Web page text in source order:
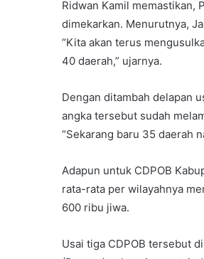
Ridwan Kamil memastikan,
dimekarkan. Menurutnya,
“Kita akan terus
40 daerah,” ujarnya.
Dengan ditambah delapan
angka tersebut sudah
“Sekarang baru 35 daerah
Adapun untuk CDPOB
rata-rata per wilayahnya
600 ribu jiwa.
Usai tiga CDPOB tersebut